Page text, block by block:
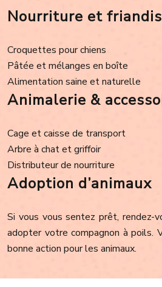
Nourriture et
Croquettes pour chiens
Pâtée et mélanges en boîte
Alimentation saine et naturelle
Animalerie &
Cage et caisse de transport
Arbre à chat et griffoir
Distributeur de nourriture
Adoption d’animaux
Si vous vous sentez prêt, rendez-
adopter votre compagnon à poils.
bonne action pour les animaux.